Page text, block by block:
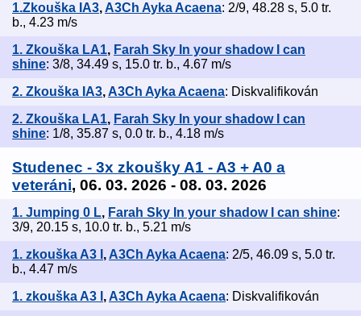
1.Zkouška IA3,A3Ch Ayka Acaena: 2/9, 48.28 s, 5.0 tr.
b., 4.23 m/s
1. Zkouška LA1, Farah Sky In your shadow I can
shine: 3/8, 34.49 s, 15.0 tr. b., 4.67 m/s
2. Zkouška IA3,A3Ch Ayka Acaena: Diskvalifikován
2. Zkouška LA1, Farah Sky In your shadow I can
shine: 1/8, 35.87 s, 0.0 tr. b., 4.18 m/s
Studenec - 3x zkoušky A1 - A3 + A0 a
veteráni, 06. 03. 2026 - 08. 03. 2026
1. Jumping 0 L, Farah Sky In your shadow I can shine:
3/9, 20.15 s, 10.0 tr. b., 5.21 m/s
1. zkouška A3 I , A3Ch Ayka Acaena: 2/5, 46.09 s, 5.0 tr.
b., 4.47 m/s
1. zkouška A3 I ,A3Ch Ayka Acaena: Diskvalifikován